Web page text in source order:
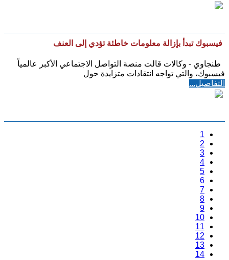
فيسبوك تبدأ بإزالة معلومات خاطئة تؤدي إلى العنف
طنجاوي - وكالات قالت منصة التواصل الاجتماعي الأكبر عالمياً
فيسبوك، والتي تواجه انتقادات متزايدة حول
التفاصيل...
1
2
3
4
5
6
7
8
9
10
11
12
13
14